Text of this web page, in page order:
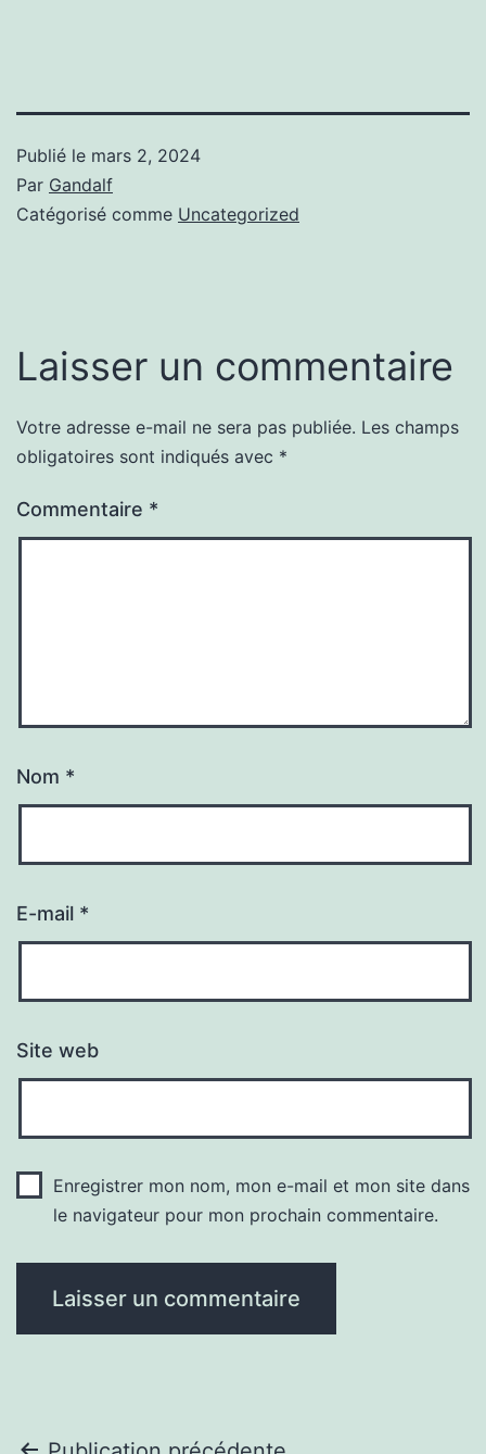
Publié le mars 2, 2024
Par Gandalf
Catégorisé comme Uncategorized
Laisser un commentaire
Votre adresse e-mail ne sera pas publiée. Les champs
obligatoires sont indiqués avec *
Commentaire *
Nom *
E-mail *
Site web
Enregistrer mon nom, mon e-mail et mon site dans
le navigateur pour mon prochain commentaire.